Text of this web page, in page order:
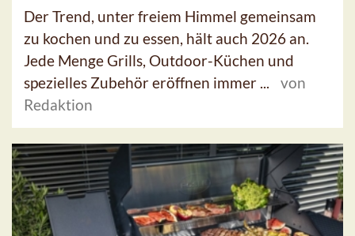
Der Trend, unter freiem Himmel gemeinsam
zu kochen und zu essen, hält auch 2026 an.
Jede Menge Grills, Outdoor-Küchen und
spezielles Zubehör eröffnen immer ...
von
Redaktion